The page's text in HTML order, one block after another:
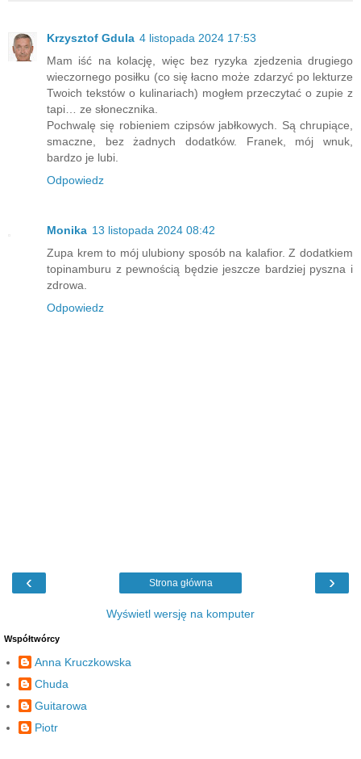
Krzysztof Gdula 4 listopada 2024 17:53
Mam iść na kolację, więc bez ryzyka zjedzenia drugiego
wieczornego posiłku (co się łacno może zdarzyć po lekturze
Twoich tekstów o kulinariach) mogłem przeczytać o zupie z
tapi… ze słonecznika.
Pochwalę się robieniem czipsów jabłkowych. Są chrupiące,
smaczne, bez żadnych dodatków. Franek, mój wnuk,
bardzo je lubi.
Odpowiedz
Monika 13 listopada 2024 08:42
Zupa krem to mój ulubiony sposób na kalafior. Z dodatkiem
topinamburu z pewnością będzie jeszcze bardziej pyszna i
zdrowa.
Odpowiedz
‹ ›
Strona główna
Wyświetl wersję na komputer
Współtwórcy
Anna Kruczkowska
Chuda
Guitarowa
Piotr